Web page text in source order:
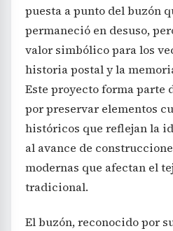
puesta a punto del buzón
permaneció en desuso,
valor simbólico para los
historia postal y la
Este proyecto forma parte
por preservar elementos
históricos que reflejan la
al avance de
modernas que afectan el
tradicional.
El buzón, reconocido por